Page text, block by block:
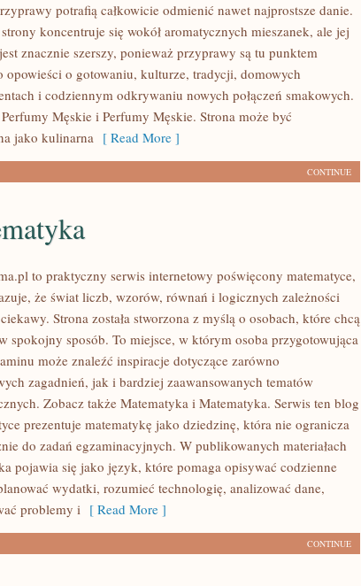
potrafią całkowicie odmienić nawet najprostsze danie.
koncentruje się wokół aromatycznych mieszanek, ale jej
znacznie szerszy, ponieważ przyprawy są tu punktem
opowieści o gotowaniu, kulturze, tradycji, domowych
i codziennym odkrywaniu nowych połączeń smakowych.
Męskie i Perfumy Męskie. Strona może być
jako kulinarna [ Read More ]
CONTINUE
to praktyczny serwis internetowy poświęcony matematyce,
że świat liczb, wzorów, równań i logicznych zależności
Strona została stworzona z myślą o osobach, które chcą
spokojny sposób. To miejsce, w którym osoba przygotowująca
może znaleźć inspiracje dotyczące zarówno
zagadnień, jak i bardziej zaawansowanych tematów
Zobacz także Matematyka i Matematyka. Serwis ten blog
prezentuje matematykę jako dziedzinę, która nie ogranicza
do zadań egzaminacyjnych. W publikowanych materiałach
pojawia się jako język, które pomaga opisywać codzienne
wydatki, rozumieć technologię, analizować dane,
problemy i [ Read More ]
CONTINUE